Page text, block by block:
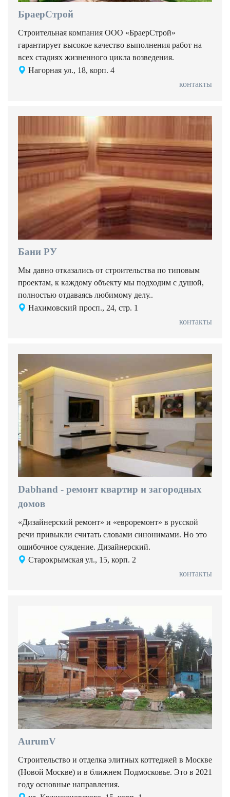
БраерСтрой
Строительная компания ООО «БраерСтрой»
гарантирует высокое качество выполнения работ на
всех стадиях жизненного цикла возведения.
Нагорная ул., 18, корп. 4
контакты
Бани РУ
Мы давно отказались от строительства по типовым
проектам, к каждому объекту мы подходим с душой,
полностью отдаваясь любимому делу..
Нахимовский просп., 24, стр. 1
контакты
Dabhand - ремонт квартир и загородных
домов
«Дизайнерский ремонт» и «евроремонт» в русской
речи привыкли считать словами синонимами. Но это
ошибочное суждение. Дизайнерский.
Старокрымская ул., 15, корп. 2
контакты
AurumV
Строительство и отделка элитных коттеджей в Москве
(Новой Москве) и в ближнем Подмосковье. Это в 2021
году основные направления.